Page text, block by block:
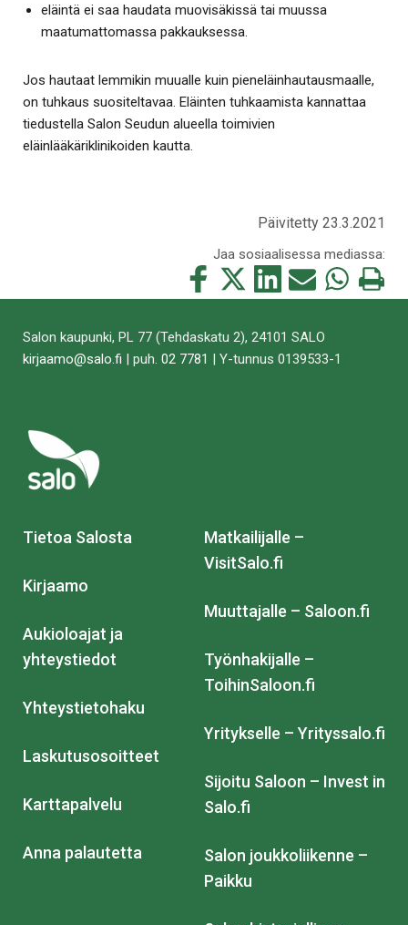
eläintä ei saa haudata muovisäkissä tai muussa
maatumattomassa pakkauksessa.
Jos hautaat lemmikin muualle kuin pieneläinhautausmaalle,
on tuhkaus suositeltavaa. Eläinten tuhkaamista kannattaa
tiedustella Salon Seudun alueella toimivien
eläinlääkäriklinikoiden kautta.
Päivitetty 23.3.2021
Jaa sosiaalisessa mediassa:
Jaa
tämä
Jaa
tämä
Jaa
tämä
Jaa
tämä
Jaa
tämä
Tulosta
tämä
Salon kaupunki, PL 77 (Tehdaskatu 2), 24101 SALO
kirjaamo@salo.fi | puh. 02 7781 | Y-tunnus 0139533-1
Tietoa Salosta
Kirjaamo
Aukioloajat ja
yhteystiedot
Yhteystietohaku
Laskutusosoitteet
Karttapalvelu
Anna palautetta
Matkailijalle –
VisitSalo.fi
Muuttajalle – Saloon.fi
Työnhakijalle –
ToihinSaloon.fi
Yritykselle – Yrityssalo.fi
Sijoitu Saloon – Invest in
Salo.fi
Salon joukkoliikenne –
Paikku